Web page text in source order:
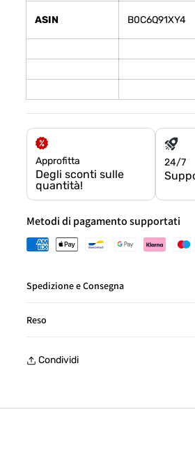
ASIN B0C6Q91XY4
Approfitta
Degli sconti sulle
quantità!
24/7
Metodi di pagamento supportati
Spedizione e Consegna
Reso
Condividi